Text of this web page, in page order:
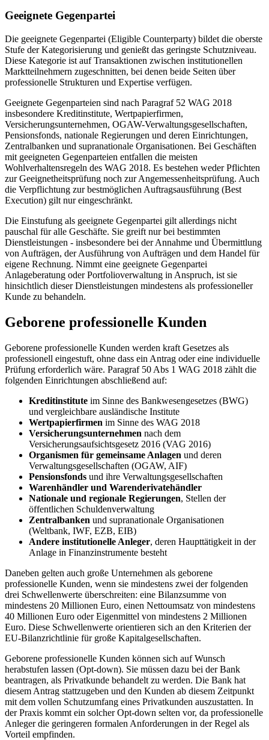
Geeignete Gegenpartei
Die geeignete Gegenpartei (Eligible Counterparty) bildet die oberste
Stufe der Kategorisierung und genießt das geringste Schutzniveau.
Diese Kategorie ist auf Transaktionen zwischen institutionellen
Marktteilnehmern zugeschnitten, bei denen beide Seiten über
professionelle Strukturen und Expertise verfügen.
Geeignete Gegenparteien sind nach Paragraf 52 WAG 2018
insbesondere Kreditinstitute, Wertpapierfirmen,
Versicherungsunternehmen, OGAW-Verwaltungsgesellschaften,
Pensionsfonds, nationale Regierungen und deren Einrichtungen,
Zentralbanken und supranationale Organisationen. Bei Geschäften
mit geeigneten Gegenparteien entfallen die meisten
Wohlverhaltensregeln des WAG 2018. Es bestehen weder Pflichten
zur Geeignetheitsprüfung noch zur Angemessenheitsprüfung. Auch
die Verpflichtung zur bestmöglichen Auftragsausführung (Best
Execution) gilt nur eingeschränkt.
Die Einstufung als geeignete Gegenpartei gilt allerdings nicht
pauschal für alle Geschäfte. Sie greift nur bei bestimmten
Dienstleistungen - insbesondere bei der Annahme und Übermittlung
von Aufträgen, der Ausführung von Aufträgen und dem Handel für
eigene Rechnung. Nimmt eine geeignete Gegenpartei
Anlageberatung oder Portfolioverwaltung in Anspruch, ist sie
hinsichtlich dieser Dienstleistungen mindestens als professioneller
Kunde zu behandeln.
Geborene professionelle Kunden
Geborene professionelle Kunden werden kraft Gesetzes als
professionell eingestuft, ohne dass ein Antrag oder eine individuelle
Prüfung erforderlich wäre. Paragraf 50 Abs 1 WAG 2018 zählt die
folgenden Einrichtungen abschließend auf:
Kreditinstitute im Sinne des Bankwesengesetzes (BWG)
und vergleichbare ausländische Institute
Wertpapierfirmen im Sinne des WAG 2018
Versicherungsunternehmen nach dem
Versicherungsaufsichtsgesetz 2016 (VAG 2016)
Organismen für gemeinsame Anlagen und deren
Verwaltungsgesellschaften (OGAW, AIF)
Pensionsfonds und ihre Verwaltungsgesellschaften
Warenhändler und Warenderivatehändler
Nationale und regionale Regierungen, Stellen der
öffentlichen Schuldenverwaltung
Zentralbanken und supranationale Organisationen
(Weltbank, IWF, EZB, EIB)
Andere institutionelle Anleger, deren Haupttätigkeit in der
Anlage in Finanzinstrumente besteht
Daneben gelten auch große Unternehmen als geborene
professionelle Kunden, wenn sie mindestens zwei der folgenden
drei Schwellenwerte überschreiten: eine Bilanzsumme von
mindestens 20 Millionen Euro, einen Nettoumsatz von mindestens
40 Millionen Euro oder Eigenmittel von mindestens 2 Millionen
Euro. Diese Schwellenwerte orientieren sich an den Kriterien der
EU-Bilanzrichtlinie für große Kapitalgesellschaften.
Geborene professionelle Kunden können sich auf Wunsch
herabstufen lassen (Opt-down). Sie müssen dazu bei der Bank
beantragen, als Privatkunde behandelt zu werden. Die Bank hat
diesem Antrag stattzugeben und den Kunden ab diesem Zeitpunkt
mit dem vollen Schutzumfang eines Privatkunden auszustatten. In
der Praxis kommt ein solcher Opt-down selten vor, da professionelle
Anleger die geringeren formalen Anforderungen in der Regel als
Vorteil empfinden.